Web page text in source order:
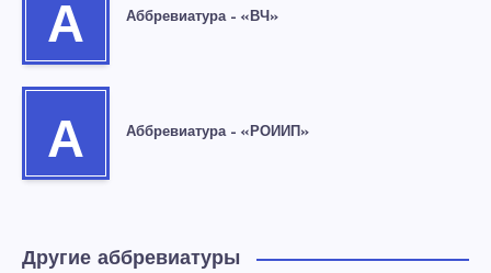
А Аббревиатура – «ВЧ»
А Аббревиатура – «РОИИП»
Другие аббревиатуры